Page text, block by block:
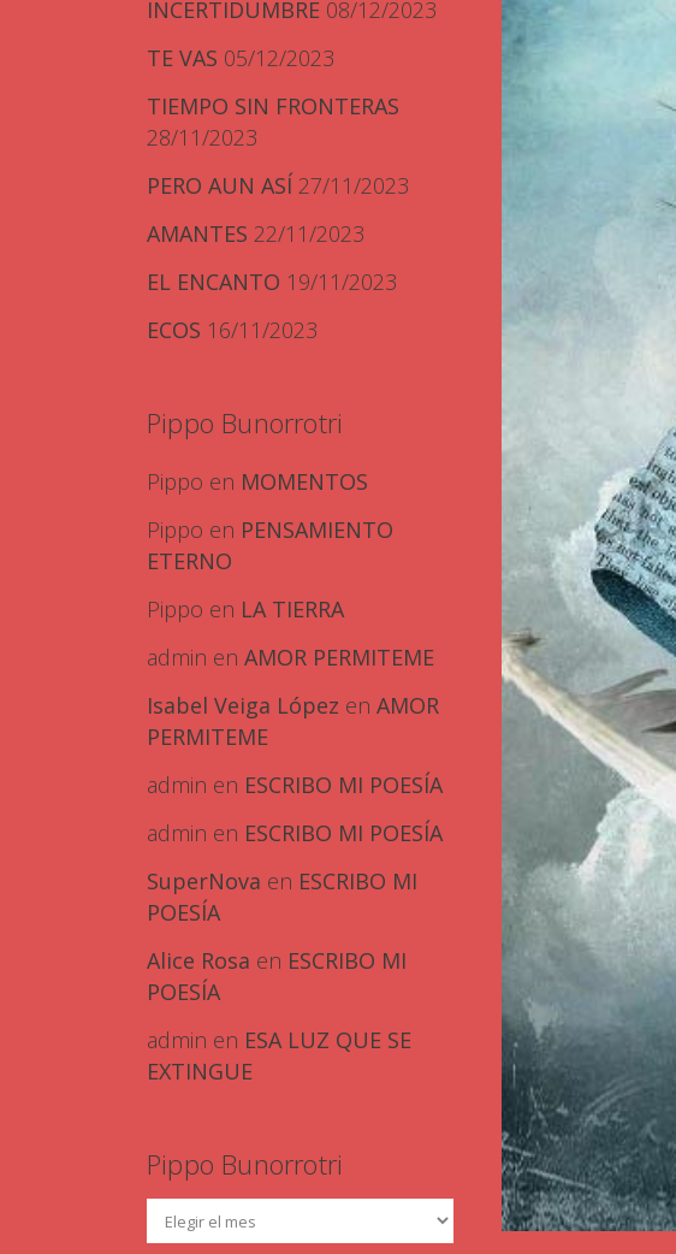
INCERTIDUMBRE 08/12/2023
TE VAS 05/12/2023
TIEMPO SIN FRONTERAS
28/11/2023
PERO AUN ASÍ 27/11/2023
AMANTES 22/11/2023
EL ENCANTO 19/11/2023
ECOS 16/11/2023
Pippo Bunorrotri
Pippo en MOMENTOS
Pippo en PENSAMIENTO
ETERNO
Pippo en LA TIERRA
admin en AMOR PERMITEME
Isabel Veiga López en AMOR
PERMITEME
admin en ESCRIBO MI POESÍA
admin en ESCRIBO MI POESÍA
SuperNova en ESCRIBO MI
POESÍA
Alice Rosa en ESCRIBO MI
POESÍA
admin en ESA LUZ QUE SE
EXTINGUE
Pippo Bunorrotri